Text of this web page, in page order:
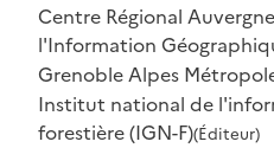
Centre Régional
l'Information
Grenoble Alpes
Institut national de
forestière (IGN-F)(Éditeur)